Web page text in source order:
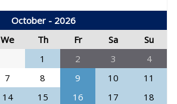
October - 2026
We Th Fr Sa
Su
1
2 3
4
7 8 9 10
11
14 15 16 17
18